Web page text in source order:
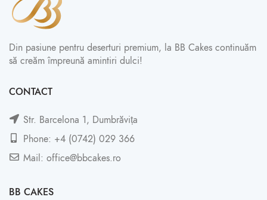
Din pasiune pentru deserturi premium, la BB Cakes continuăm
să creăm împreună amintiri dulci!
CONTACT
Str. Barcelona 1, Dumbrăvița
Phone: +4 (0742) 029 366
Mail: office@bbcakes.ro
BB CAKES